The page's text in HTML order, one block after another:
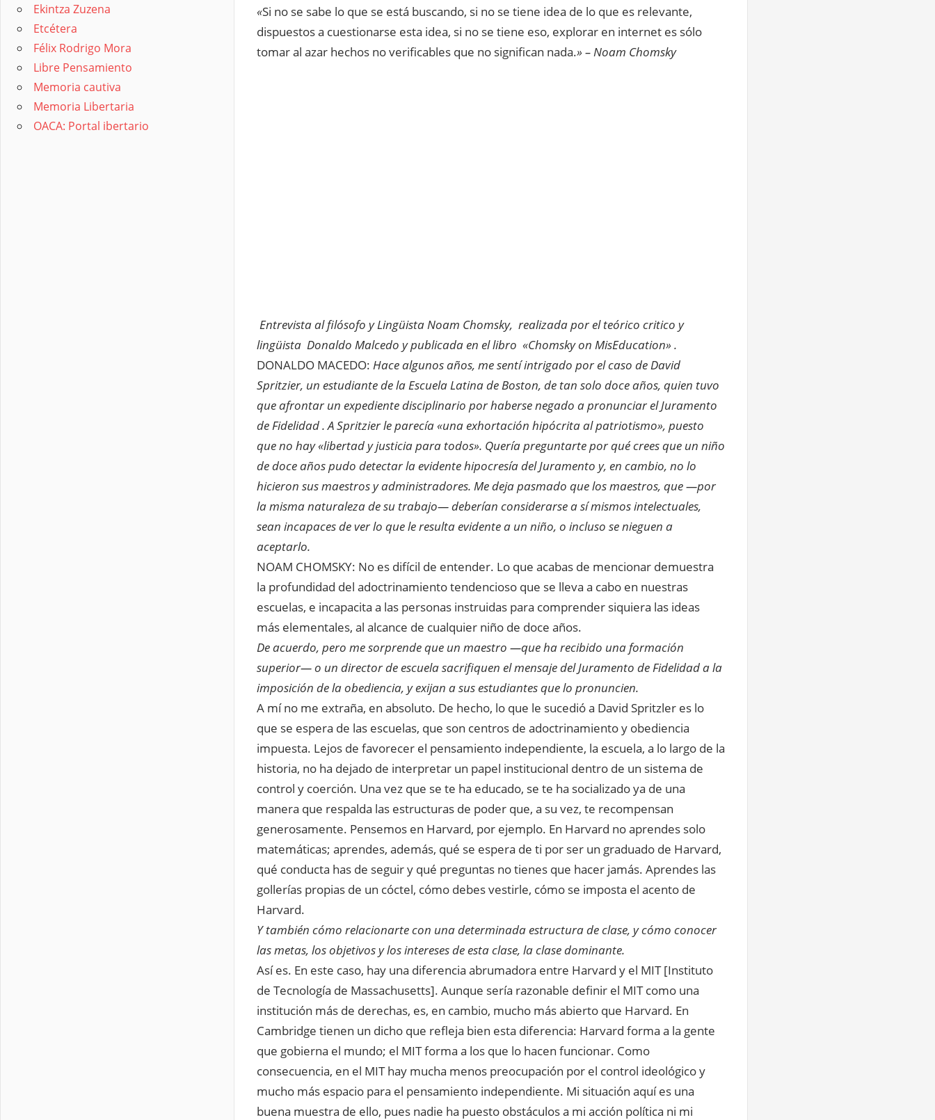
«Si no se sabe lo que se está buscando, si no se tiene idea de lo que es relevante,
dispuestos a cuestionarse esta idea, si no se tiene eso, explorar en internet es sólo
tomar al azar hechos no verificables que no significan nada.» – Noam Chomsky
Entrevista al filósofo y Lingüista Noam Chomsky, realizada por el teórico critico y
lingüista Donaldo Malcedo y publicada en el libro «Chomsky on MisEducation» .
DONALDO MACEDO: Hace algunos años, me sentí intrigado por el caso de David
Spritzier, un estudiante de la Escuela Latina de Boston, de tan solo doce años, quien tuvo
que afrontar un expediente disciplinario por haberse negado a pronunciar el Juramento
de Fidelidad . A Spritzier le parecía «una exhortación hipócrita al patriotismo», puesto
que no hay «libertad y justicia para todos». Quería preguntarte por qué crees que un niño
de doce años pudo detectar la evidente hipocresía del Juramento y, en cambio, no lo
hicieron sus maestros y administradores. Me deja pasmado que los maestros, que —por
la misma naturaleza de su trabajo— deberían considerarse a sí mismos intelectuales,
sean incapaces de ver lo que le resulta evidente a un niño, o incluso se nieguen a
aceptarlo.
NOAM CHOMSKY: No es difícil de entender. Lo que acabas de mencionar demuestra
la profundidad del adoctrinamiento tendencioso que se lleva a cabo en nuestras
escuelas, e incapacita a las personas instruidas para comprender siquiera las ideas
más elementales, al alcance de cualquier niño de doce años.
De acuerdo, pero me sorprende que un maestro —que ha recibido una formación
superior— o un director de escuela sacrifiquen el mensaje del Juramento de Fidelidad a la
imposición de la obediencia, y exijan a sus estudiantes que lo pronuncien.
A mí no me extraña, en absoluto. De hecho, lo que le sucedió a David Spritzler es lo
que se espera de las escuelas, que son centros de adoctrinamiento y obediencia
impuesta. Lejos de favorecer el pensamiento independiente, la escuela, a lo largo de la
historia, no ha dejado de interpretar un papel institucional dentro de un sistema de
control y coerción. Una vez que se te ha educado, se te ha socializado ya de una
manera que respalda las estructuras de poder que, a su vez, te recompensan
generosamente. Pensemos en Harvard, por ejemplo. En Harvard no aprendes solo
matemáticas; aprendes, además, qué se espera de ti por ser un graduado de Harvard,
qué conducta has de seguir y qué preguntas no tienes que hacer jamás. Aprendes las
gollerías propias de un cóctel, cómo debes vestirle, cómo se imposta el acento de
Harvard.
Y también cómo relacionarte con una determinada estructura de clase, y cómo conocer
las metas, los objetivos y los intereses de esta clase, la clase dominante.
Así es. En este caso, hay una diferencia abrumadora entre Harvard y el MIT [Instituto
de Tecnología de Massachusetts]. Aunque sería razonable definir el MIT como una
institución más de derechas, es, en cambio, mucho más abierto que Harvard. En
Cambridge tienen un dicho que refleja bien esta diferencia: Harvard forma a la gente
que gobierna el mundo; el MIT forma a los que lo hacen funcionar. Como
consecuencia, en el MIT hay mucha menos preocupación por el control ideológico y
mucho más espacio para el pensamiento independiente. Mi situación aquí es una
buena muestra de ello, pues nadie ha puesto obstáculos a mi acción política ni mi
Ekintza Zuzena
Etcétera
Félix Rodrigo Mora
Libre Pensamiento
Memoria cautiva
Memoria Libertaria
OACA: Portal ibertario